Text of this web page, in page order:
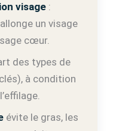
visage:
un visage
cœur.
des types de
à condition
évite le gras, les